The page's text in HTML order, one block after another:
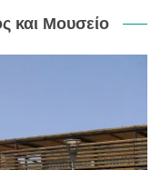
και Μουσείο